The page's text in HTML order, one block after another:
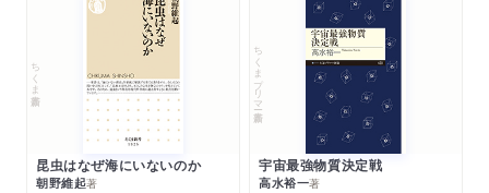
ちくま新書
昆虫はなぜ海にいないのか
朝野維起著
ちくまプリマー新書
宇宙最強物質決定戦
高水裕一著